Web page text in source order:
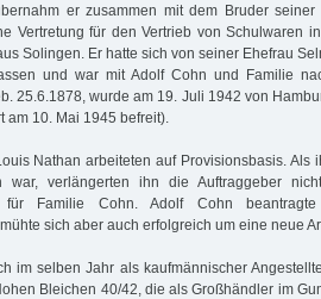
er zusammen mit dem Bruder seiner
Vertretung für den Vertrieb von Schulwaren
Solingen. Er hatte sich von seiner Ehefrau
und war mit Adolf Cohn und Familie
25.6.1878, wurde am 19. Juli 1942 von
am 10. Mai 1945 befreit).
Nathan arbeiteten auf Provisionsbasis. Als
war, verlängerten ihn die Auftraggeber
Familie Cohn. Adolf Cohn beantragte
sich aber auch erfolgreich um eine neue
im selben Jahr als kaufmännischer
Bleichen 40/42, die als Großhändler im